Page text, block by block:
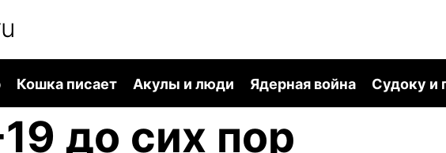
Кошка писает Акулы и люди Ядерная война Судоку и
до сих пор